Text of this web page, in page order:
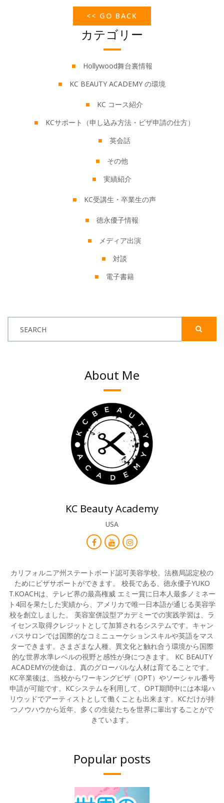
カテゴリー
Hollywood舞台裏情報
KC BEAUTY ACADEMY の環境
KC コース紹介
KCサポート（申し込み方法・ビザ申請の仕方）
英会話
その他
実績紹介
KC受講生・卒業生の声
徳永優子情報
メディア出演
対談
電子書籍
SEARCH
About Me
KC Beauty Academy
USA
カリフォルニア州ステートボード認可美容学校。法務局認定校の
ためにビザサポートができます。 校長である、徳永優子YUKO
T.KOACHは、テレビ界の最高権威 エミー賞に日本人最多ノミネー
ト4回を果たした実績から、アメリカで唯一日本語が通じる美容学
校を創立しました。 美容室併設型アカデミーでの実践学習は、ラ
イセンス取得クレジットとして加算されるシステムです。キャン
パスサロンでは国際的なコミニューケションスキルや英語をマス
ターできます。さまざまな人種、異文化と触れ合う環境から国際
的な世界水準レベルの視野と感性が身につきます。 KC BEAUTY
ACADEMYの使命は、真のグローバルな人材は育てることです。
KC卒業後は、当校からワーキングビザ（OPT）やソーシャル番号
申請が可能です。KCシステムを利用して、OPT期間中には本場ハ
リウッドでアーティストとして働くことも出来ます。KCだけが持
つノウハウから近年、多くの生徒たちを世界に輩出することがで
きています。
Popular posts
<< GO BACK